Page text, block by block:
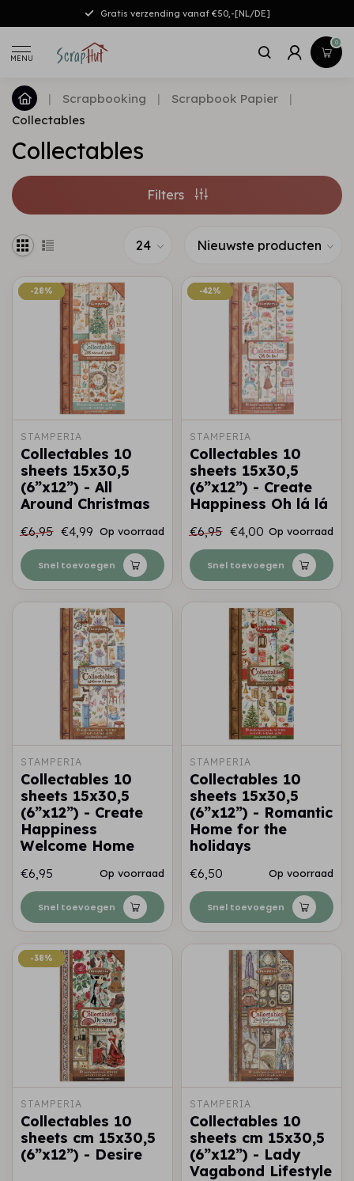
Gratis verzending vanaf €50,-[NL/DE]
MENU
0
| Scrapbooking | Scrapbook Papier
|
Collectables
Collectables
Filters
-28%
-28%
STAMPERIA
Collectables 10
sheets 15x30,5
(6”x12”) - All
Around Christmas
€6,95 €4,99 Op voorraad
Snel toevoegen
-42%
-42%
STAMPERIA
Collectables 10
sheets 15x30,5
(6”x12”) - Create
Happiness Oh lá lá
€6,95 €4,00 Op voorraad
Snel toevoegen
STAMPERIA
Collectables 10
sheets 15x30,5
(6”x12”) - Create
Happiness
Welcome Home
€6,95 Op voorraad
Snel toevoegen
STAMPERIA
Collectables 10
sheets 15x30,5
(6”x12”) - Romantic
Home for the
holidays
€6,50 Op voorraad
Snel toevoegen
-38%
-38%
STAMPERIA
Collectables 10
sheets cm 15x30,5
(6”x12”) - Desire
STAMPERIA
Collectables 10
sheets cm 15x30,5
(6”x12”) - Lady
Vagabond Lifestyle